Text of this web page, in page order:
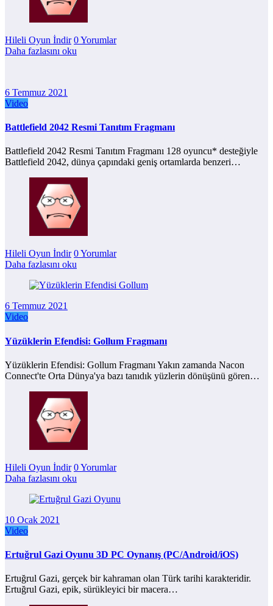
Hileli Oyun İndir 0 Yorumlar
Daha fazlasını oku
6 Temmuz 2021
Video
Battlefield 2042 Resmi Tanıtım Fragmanı
Battlefield 2042 Resmi Tanıtım Fragmanı 128 oyuncu* desteğiyle
Battlefield 2042, dünya çapındaki geniş ortamlarda benzeri…
Hileli Oyun İndir 0 Yorumlar
Daha fazlasını oku
6 Temmuz 2021
Video
Yüzüklerin Efendisi: Gollum Fragmanı
Yüzüklerin Efendisi: Gollum Fragmanı Yakın zamanda Nacon
Connect'te Orta Dünya'ya bazı tanıdık yüzlerin dönüşünü gören…
Hileli Oyun İndir 0 Yorumlar
Daha fazlasını oku
10 Ocak 2021
Video
Ertuğrul Gazi Oyunu 3D PC Oynanış (PC/Android/iOS)
Ertuğrul Gazi, gerçek bir kahraman olan Türk tarihi karakteridir.
Ertuğrul Gazi, epik, sürükleyici bir macera…